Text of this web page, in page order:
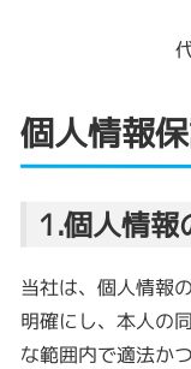
個人情報
1.個人情報
当社は、個人情報
明確にし、本人の
な範囲内で適法か